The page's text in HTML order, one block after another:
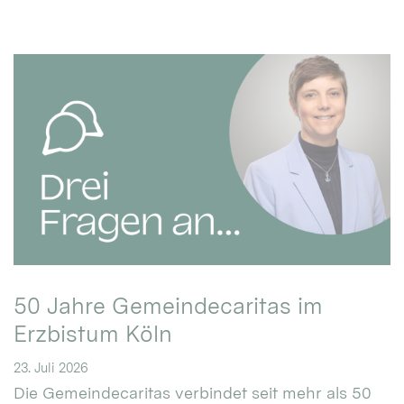
50 Jahre Gemeindecaritas im
Erzbistum Köln
23. Juli 2026
Die Gemeindecaritas verbindet seit mehr als 50